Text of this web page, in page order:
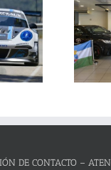
de los
2026 se
absoluto de
de revalidar su
prueba
montaña
DE CONTACTO –